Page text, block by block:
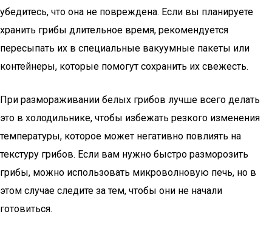
убедитесь, что она не повреждена. Если вы планируете
хранить грибы длительное время, рекомендуется
пересыпать их в специальные вакуумные пакеты или
контейнеры, которые помогут сохранить их свежесть.
При размораживании белых грибов лучше всего делать
это в холодильнике, чтобы избежать резкого изменения
температуры, которое может негативно повлиять на
текстуру грибов. Если вам нужно быстро разморозить
грибы, можно использовать микроволновую печь, но в
этом случае следите за тем, чтобы они не начали
готовиться.